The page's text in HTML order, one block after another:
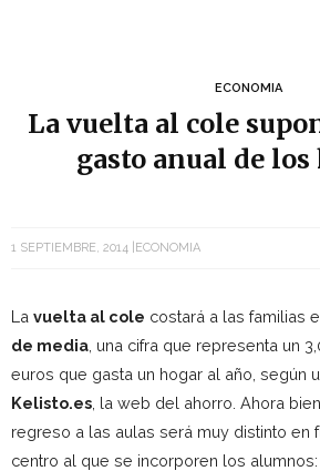
ECONOMIA
La vuelta al cole
gasto anual de los
1 SEPTIEMBRE, 2014 ECONOMIA
La vuelta al cole costará a las familias
de media , una cifra que representa un
euros que gasta un hogar al año, según
Kelisto.es , la web del ahorro. Ahora
regreso a las aulas será muy distinto en
centro al que se incorporen los